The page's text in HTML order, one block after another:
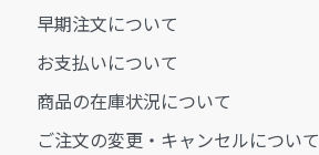
早期注文について
お支払いについて
商品の在庫状況について
ご注文の変更・キャンセルについて